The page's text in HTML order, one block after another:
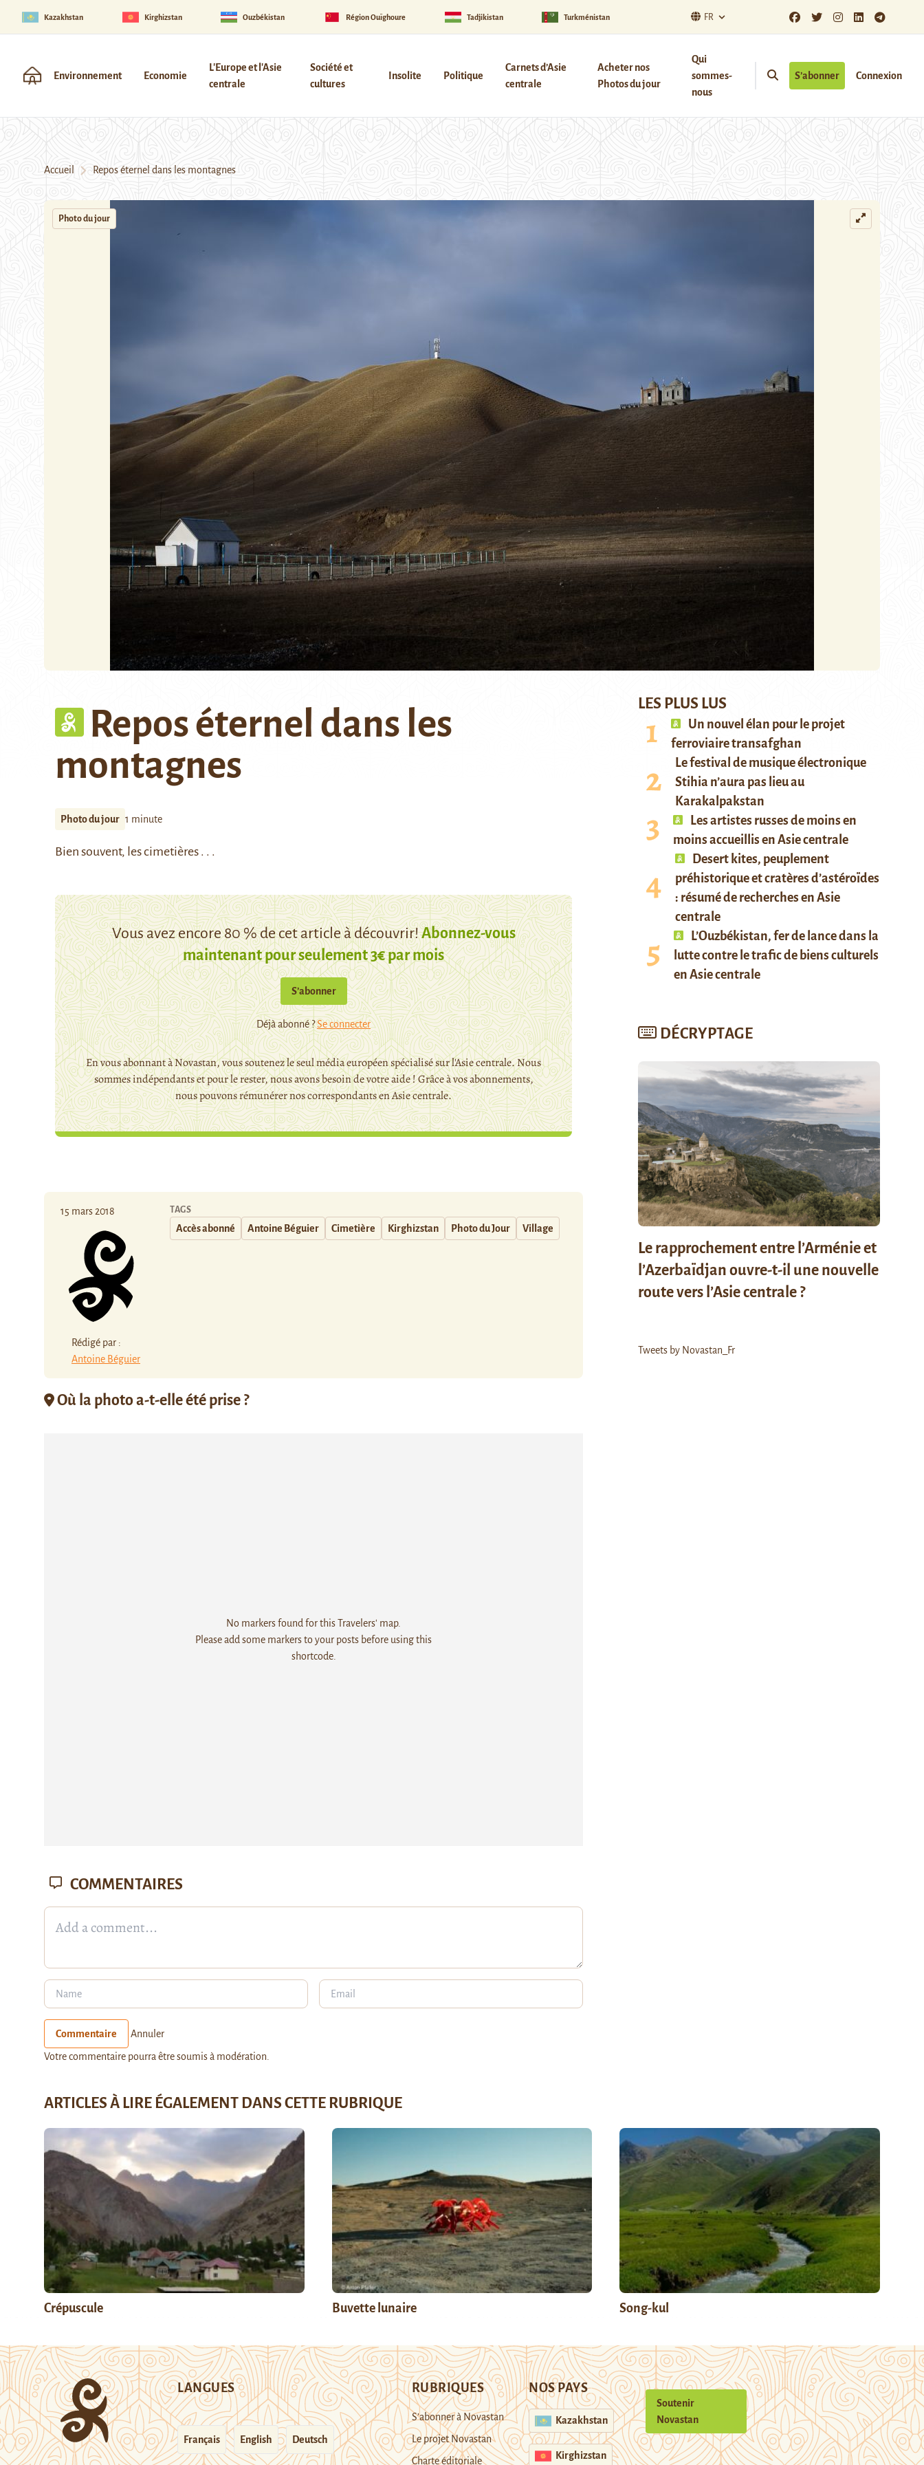
Kazakhstan Kirghizstan Ouzbékistan Région Ouïghoure Tadjikistan Turkménistan FR
Environnement Economie
L'Europe et l'Asie
centrale
Société et
cultures
Insolite Politique
Carnets d’Asie
centrale
Acheter nos
Photos du jour
Qui
sommes-
nous
S’abonner Connexion
Accueil Repos éternel dans les montagnes
Photo du jour
Repos éternel dans les
montagnes
Photo du jour 1 minute
Bien souvent, les cimetières . . .
Vous avez encore 80 % de cet article à découvrir!Abonnez-vous
maintenant pour seulement 3€ par mois
S’abonner
Déjà abonné ?Se connecter
En vous abonnant à Novastan, vous soutenez le seul média européen spécialisé sur l'Asie centrale. Nous
sommes indépendants et pour le rester, nous avons besoin de votre aide ! Grâce à vos abonnements,
nous pouvons rémunérer nos correspondants en Asie centrale.
15 mars 2018
Rédigé par :
Antoine Béguier
TAGS
Accès abonné Antoine Béguier Cimetière Kirghizstan Photo du Jour Village
Où la photo a-t-elle été prise ?
No markers found for this Travelers' map.
Please add some markers to your posts before using this
shortcode.
LES PLUS LUS
Un nouvel élan pour le projet
ferroviaire transafghan
Le festival de musique électronique
Stihia n’aura pas lieu au
Karakalpakstan
Les artistes russes de moins en
moins accueillis en Asie centrale
Desert kites, peuplement
préhistorique et cratères d’astéroïdes
: résumé de recherches en Asie
centrale
L’Ouzbékistan, fer de lance dans la
lutte contre le trafic de biens culturels
en Asie centrale
DÉCRYPTAGE
Le rapprochement entre l’Arménie et
l’Azerbaïdjan ouvre-t-il une nouvelle
route vers l’Asie centrale ?
Tweets by Novastan_Fr
COMMENTAIRES
Commentaire Annuler
Votre commentaire pourra être soumis à modération.
ARTICLES À LIRE ÉGALEMENT DANS CETTE RUBRIQUE
Crépuscule Buvette lunaire Song-kul
LANGUES
Français English Deutsch
RUBRIQUES
S’abonner à Novastan
Le projet Novastan
Charte éditoriale
NOS PAYS
Kazakhstan
Kirghizstan
Soutenir
Novastan